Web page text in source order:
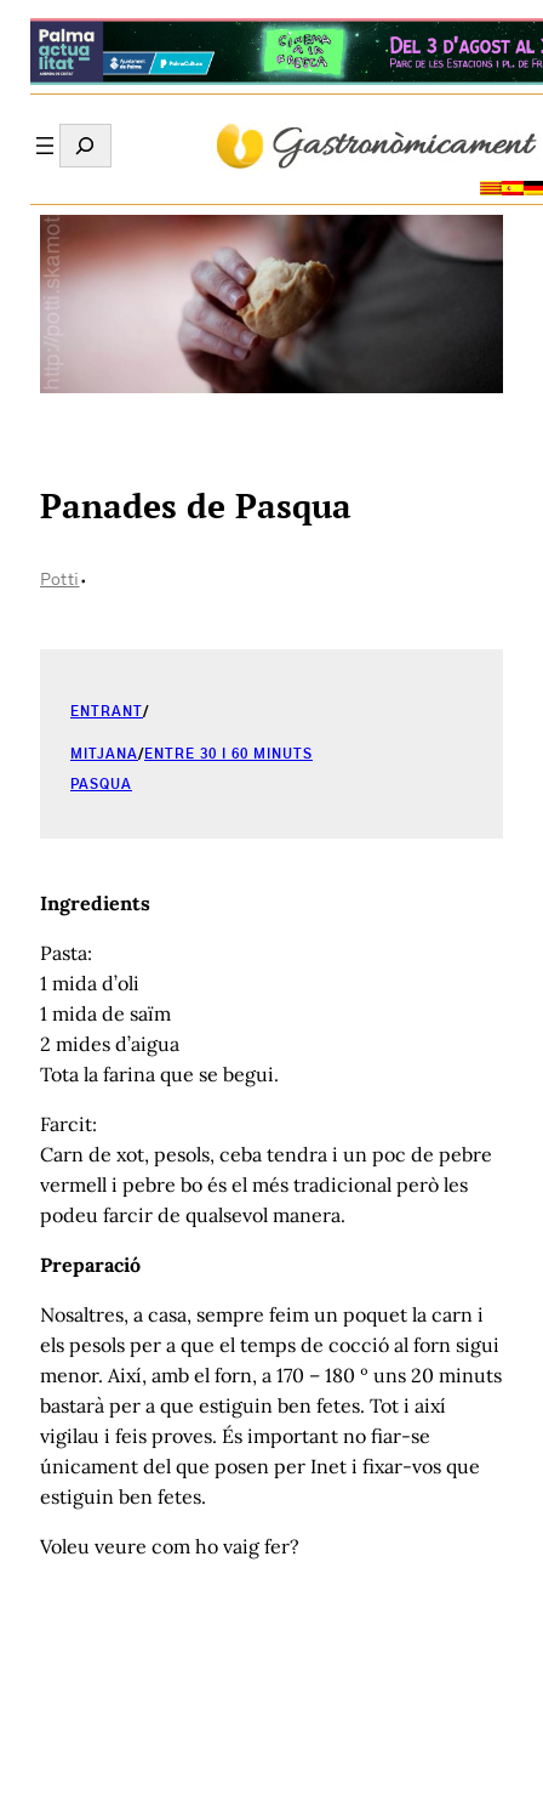
Search
Panades de Pasqua
Potti·
ENTRANT /
MITJANA/ ENTRE 30 I 60 MINUTS
PASQUA
Ingredients
Pasta:
1 mida d’oli
1 mida de saïm
2 mides d’aigua
Tota la farina que se begui.
Farcit:
Carn de xot, pesols, ceba tendra i un poc de pebre
vermell i pebre bo és el més tradicional però les
podeu farcir de qualsevol manera.
Preparació
Nosaltres, a casa, sempre feim un poquet la carn i
els pesols per a que el temps de cocció al forn sigui
menor. Així, amb el forn, a 170 – 180 º uns 20 minuts
bastarà per a que estiguin ben fetes. Tot i així
vigilau i feis proves. És important no fiar-se
únicament del que posen per Inet i fixar-vos que
estiguin ben fetes.
Voleu veure com ho vaig fer?